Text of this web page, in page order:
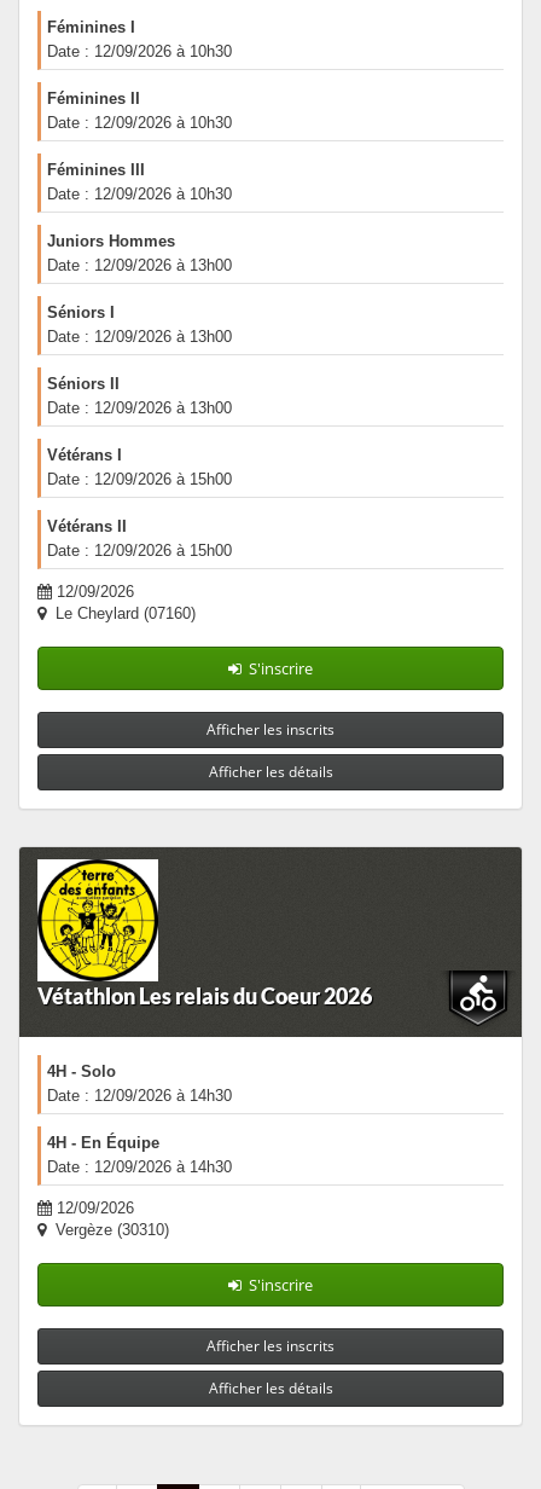
Féminines I
Date : 12/09/2026 à 10h30
Féminines II
Date : 12/09/2026 à 10h30
Féminines III
Date : 12/09/2026 à 10h30
Juniors Hommes
Date : 12/09/2026 à 13h00
Séniors I
Date : 12/09/2026 à 13h00
Séniors II
Date : 12/09/2026 à 13h00
Vétérans I
Date : 12/09/2026 à 15h00
Vétérans II
Date : 12/09/2026 à 15h00
12/09/2026
Le Cheylard (07160)
S'inscrire
Afficher les inscrits
Afficher les détails
Vétathlon Les relais du Coeur 2026
4H - Solo
Date : 12/09/2026 à 14h30
4H - En Équipe
Date : 12/09/2026 à 14h30
12/09/2026
Vergèze (30310)
S'inscrire
Afficher les inscrits
Afficher les détails